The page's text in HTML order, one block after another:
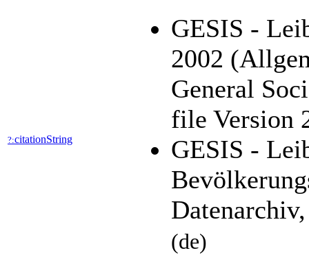
?:citationString
GESIS -
2002
General
file Version
GESIS -
(de)